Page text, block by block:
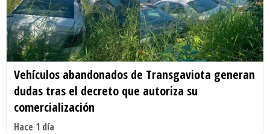
Vehículos abandonados de Transgaviota generan
dudas tras el decreto que autoriza su
comercialización
Hace 1 día